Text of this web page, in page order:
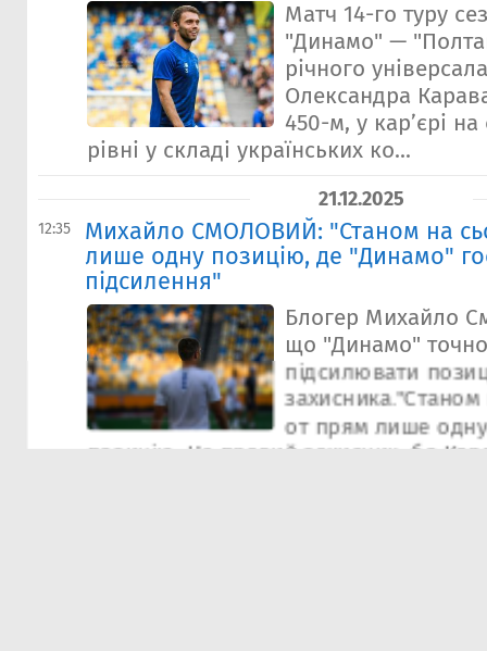
Матч 14-го туру
"Динамо" —
річного
Олександра
450-м, у кар’єрі
рівні у складі українських ко...
21.12.2025
12:35
Михайло СМОЛОВИЙ: "Станом на
лише одну позицію, де "Динамо"
підсилення"
Блогер Михайло
що "Динамо"
підсилювати
от прям лише одну
позицію. Це правий захисник, бо